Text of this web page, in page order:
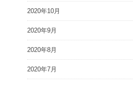
2020年10月
2020年9月
2020年8月
2020年7月